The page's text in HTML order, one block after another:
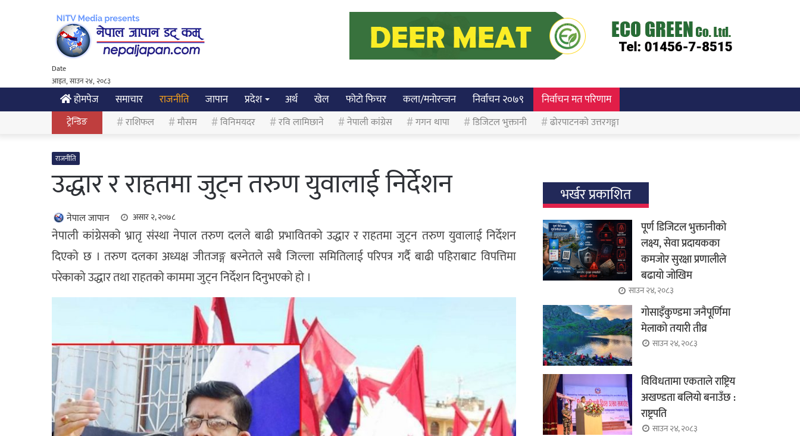
Date
आइत, साउन २४, २०८३
होमपेज समाचार राजनीति जापान प्रदेश अर्थ खेल फोटो फिचर कला/मनोरन्जन निर्वाचन २०७९ निर्वाचन मत परिणाम
ट्रेन्डिङ राशिफल मौसम विनिमयदर रवि लामिछाने नेपाली कांग्रेस गगन थापा डिजिटल भुक्तानी ढोरपाटनको उत्तरगङ्गा
राजनीति
उद्धार र राहतमा जुट्न तरुण युवालाई निर्देशन
नेपाल जापान असार २, २०७८
नेपाली कांग्रेसको भ्रातृ संस्था नेपाल तरुण दलले बाढी प्रभावितको उद्धार र राहतमा जुट्न तरुण युवालाई निर्देशन
दिएको छ । तरुण दलका अध्यक्ष जीतजङ्ग बस्नेतले सबै जिल्ला समितिलाई परिपत्र गर्दै बाढी पहिराबाट विपत्तिमा
परेकाको उद्धार तथा राहतको काममा जुट्न निर्देशन दिनुभएको हो ।
भर्खर प्रकाशित
पूर्ण डिजिटल भुक्तानीको
लक्ष्य, सेवा प्रदायकका
कमजोर सुरक्षा प्रणालीले
बढायो जोखिम
साउन २४, २०८३
गोसाइँकुण्डमा जनैपूर्णिमा
मेलाको तयारी तीव्र
साउन २४, २०८३
विविधतामा एकताले राष्ट्रिय
अखण्डता बलियो बनाउँछ :
राष्ट्रपति
साउन २४, २०८३